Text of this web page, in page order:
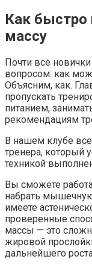
Как
массу
Почти все
вопросом: как
Объясним, как.
пропускать
питанием,
рекомендациям
В нашем клубе
тренера, который
техникой
Вы сможете
набрать
имеете
проверенные
массы — это
жировой
дальнейшего